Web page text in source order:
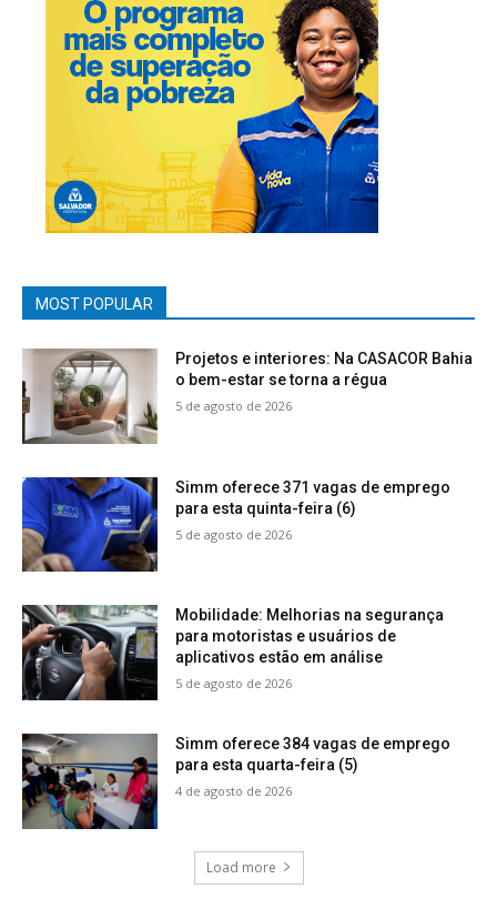
MOST POPULAR
Projetos e interiores: Na CASACOR Bahia
o bem-estar se torna a régua
5 de agosto de 2026
Simm oferece 371 vagas de emprego
para esta quinta-feira (6)
5 de agosto de 2026
Mobilidade: Melhorias na segurança
para motoristas e usuários de
aplicativos estão em análise
5 de agosto de 2026
Simm oferece 384 vagas de emprego
para esta quarta-feira (5)
4 de agosto de 2026
Load more